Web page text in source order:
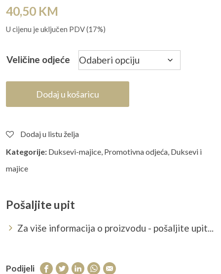
40,50 KM
U cijenu je uključen PDV (17%)
Veličine odjeće
Dodaj u košaricu
Dodaj u listu želja
Kategorije: Duksevi-majice Promotivna odjeća Duksevi i
majice
Pošaljite upit
Za više informacija o proizvodu - pošaljite upit...
Podijeli